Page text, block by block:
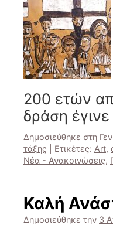
200 ετών
δράση
Δημοσιεύθηκε στη
τάξης
Ετικέτες: Art,
Νέα - Ανακοινώσεις,
Καλή
Δημοσιεύθηκε την 3